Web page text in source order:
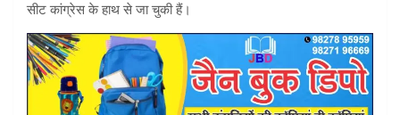
सीट कांग्रेस के हाथ से जा चुकी हैं।